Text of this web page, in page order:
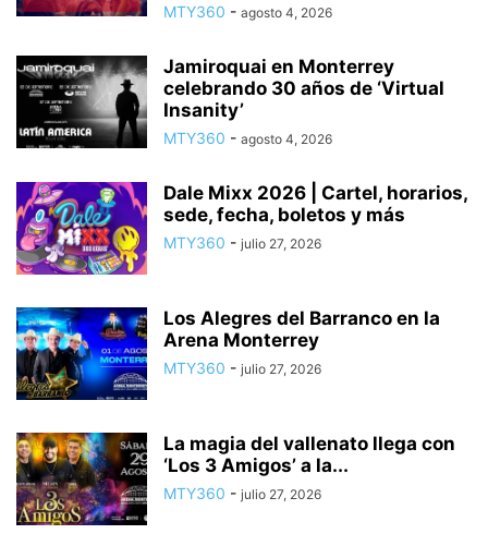
MTY360 - agosto 4, 2026
Jamiroquai en Monterrey
celebrando 30 años de ‘Virtual
Insanity’
MTY360 - agosto 4, 2026
Dale Mixx 2026 | Cartel, horarios,
sede, fecha, boletos y más
MTY360 - julio 27, 2026
Los Alegres del Barranco en la
Arena Monterrey
MTY360 - julio 27, 2026
La magia del vallenato llega con
‘Los 3 Amigos’ a la...
MTY360 - julio 27, 2026